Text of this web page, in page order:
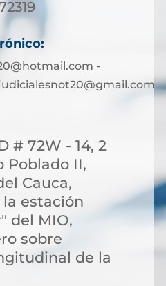
-
# 72W - 14, 2
Poblado II,
Cauca,
estación
del MIO,
sobre
de la